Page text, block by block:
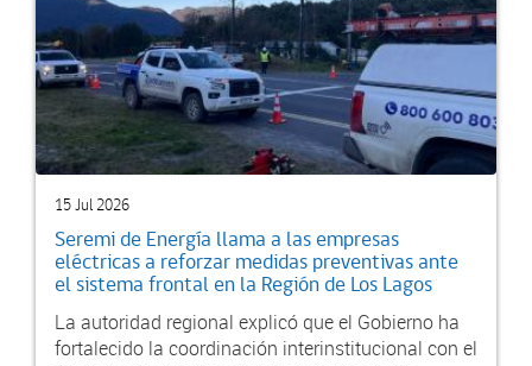
15 Jul 2026
Seremi de Energía llama a las empresas
eléctricas a reforzar medidas preventivas ante
el sistema frontal en la Región de Los Lagos
La autoridad regional explicó que el Gobierno ha
fortalecido la coordinación interinstitucional con el